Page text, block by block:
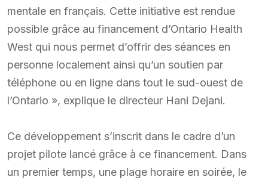
mentale en français. Cette initiative est rendue
possible grâce au financement d’Ontario Health
West qui nous permet d’offrir des séances en
personne localement ainsi qu’un soutien par
téléphone ou en ligne dans tout le sud-ouest de
l’Ontario », explique le directeur Hani Dejani.
Ce développement s’inscrit dans le cadre d’un
projet pilote lancé grâce à ce financement. Dans
un premier temps, une plage horaire en soirée, le